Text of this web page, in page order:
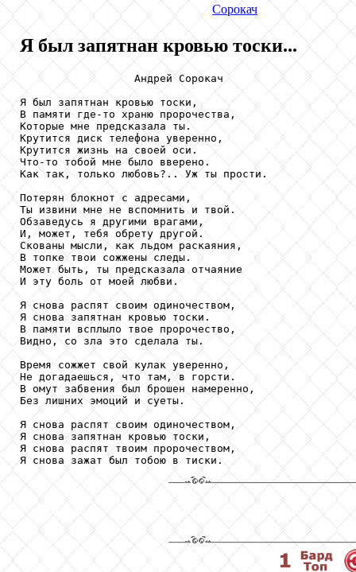
Сорокач
Я был запятнан кровью тоски...
                  Андрей Сорокач
Я был запятнан кровью тоски,
В памяти где-то храню пророчества,
Которые мне предсказала ты.
Крутится диск телефона уверенно,
Крутится жизнь на своей оси.
Что-то тобой мне было вверено.
Как так, только любовь?.. Уж ты прости.
Потерян блокнот с адресами,
Ты извини мне не вспомнить и твой.
Обзаведусь я другими врагами,
И, может, тебя обрету другой.
Скованы мысли, как льдом раскаяния,
В топке твои сожжены следы.
Может быть, ты предсказала отчаяние
И эту боль от моей любви.
Я снова распят своим одиночеством,
Я снова запятнан кровью тоски.
В памяти всплыло твое пророчество,
Видно, со зла это сделала ты.
Время сожжет свой кулак уверенно,
Не догадаешься, что там, в горсти.
В омут забвения был брошен намеренно,
Без лишних эмоций и суеты.
Я снова распят своим одиночеством,
Я снова запятнан кровью тоски,
Я снова распят твоим пророчеством,
Я снова зажат был тобою в тиски.